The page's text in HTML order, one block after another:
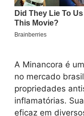
A Minancora é
no mercado
propriedades
inflamatórias.
eficaz em